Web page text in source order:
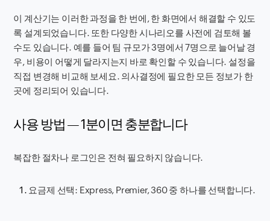
이 계산기는 이러한 과정을 한 번에, 한 화면에서 해결할 수 있도
록 설계되었습니다. 또한 다양한 시나리오를 사전에 검토해 볼
수도 있습니다. 예를 들어 팀 규모가 3명에서 7명으로 늘어날 경
우, 비용이 어떻게 달라지는지 바로 확인할 수 있습니다. 설정을
직접 변경해 비교해 보세요. 의사결정에 필요한 모든 정보가 한
곳에 정리되어 있습니다.
사용 방법 — 1분이면 충분합니다
복잡한 절차나 로그인은 전혀 필요하지 않습니다.
요금제 선택: Express, Premier, 360 중 하나를 선택합니다.